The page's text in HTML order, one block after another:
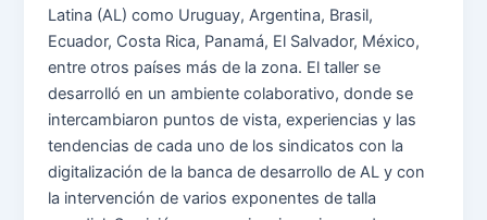
Latina (AL) como Uruguay, Argentina, Brasil,
Ecuador, Costa Rica, Panamá, El Salvador, México,
entre otros países más de la zona. El taller se
desarrolló en un ambiente colaborativo, donde se
intercambiaron puntos de vista, experiencias y las
tendencias de cada uno de los sindicatos con la
digitalización de la banca de desarrollo de AL y con
la intervención de varios exponentes de talla